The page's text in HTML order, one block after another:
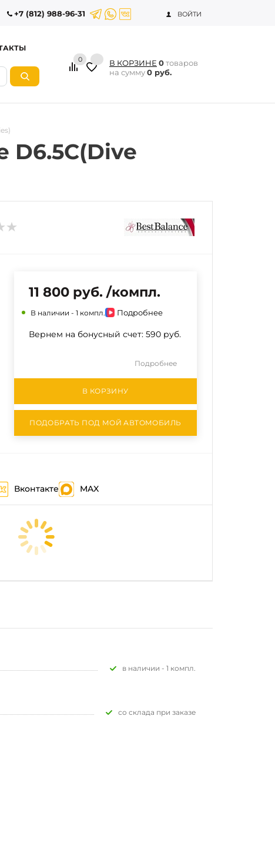
+7 (812) 988-96-31 ВОЙТИ
0 В КОРЗИНЕ 0товаров
на сумму0 руб.
D6.5C(Dive
11 800 руб. /компл.
В наличии - 1 компл. Подробнее
Вернем на бонусный счет: 590 руб.
Подробнее
В КОРЗИНУ
ПОДОБРАТЬ ПОД МОЙ АВТОМОБИЛЬ
Вконтакте MAX
В наличии - 1 компл.
Со склада при заказе